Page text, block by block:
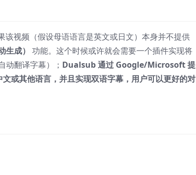
视频（假设母语语言是英文或日文）本身并不提供
生成） 功能。这个时候或许就会需要一个插件实现将
动翻译字幕）； Dualsub 通过 Google/Microsoft 提
或其他语言，并且实现双语字幕，用户可以更好的对